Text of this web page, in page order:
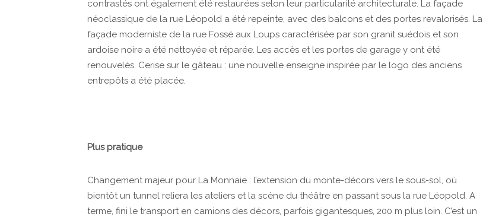
contrastés ont également été restaurées selon leur particularité architecturale. La façade
néoclassique de la rue Léopold a été repeinte, avec des balcons et des portes revalorisés. La
façade moderniste de la rue Fossé aux Loups caractérisée par son granit suédois et son
ardoise noire a été nettoyée et réparée. Les accès et les portes de garage y ont été
renouvelés. Cerise sur le gâteau : une nouvelle enseigne inspirée par le logo des anciens
entrepôts a été placée.
Plus pratique
Changement majeur pour La Monnaie : l’extension du monte-décors vers le sous-sol, où
bientôt un tunnel reliera les ateliers et la scène du théâtre en passant sous la rue Léopold. A
terme, fini le transport en camions des décors, parfois gigantesques, 200 m plus loin. C’est un